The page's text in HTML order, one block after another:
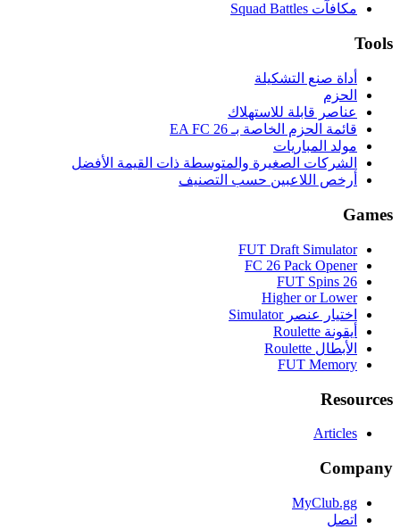
مكافآت Squad Battles
Tools
أداة صنع التشكيلة
الحزم
عناصر قابلة للاستهلاك
قائمة الحزم الخاصة بـ EA FC 26
مولد المباريات
الشركات الصغيرة والمتوسطة ذات القيمة الأفضل
أرخص اللاعبين حسب التصنيف
Games
FUT Draft Simulator
FC 26 Pack Opener
FUT Spins 26
Higher or Lower
اختيار عنصر Simulator
أيقونة Roulette
الأبطال Roulette
FUT Memory
Resources
Articles
Company
MyClub.gg
اتصل